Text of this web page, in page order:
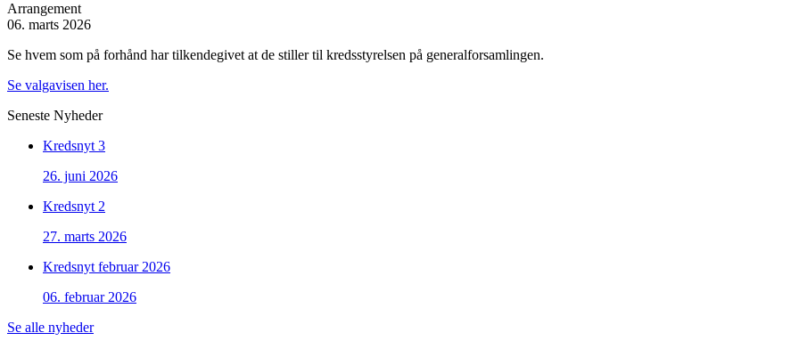
Arrangement
06. marts 2026
Se hvem som på forhånd har tilkendegivet at de stiller til kredsstyrelsen på generalforsamlingen.
Se valgavisen her.
Seneste Nyheder
Kredsnyt 3
26. juni 2026
Kredsnyt 2
27. marts 2026
Kredsnyt februar 2026
06. februar 2026
Se alle nyheder